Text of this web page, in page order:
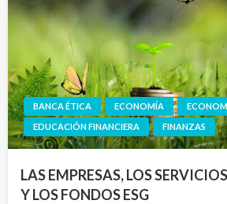
BANCA ÉTICA ECONOMÍA
EDUCACIÓN FINANCIERA
FINANZAS
LAS EMPRESAS, LOS
Y LOS FONDOS ESG